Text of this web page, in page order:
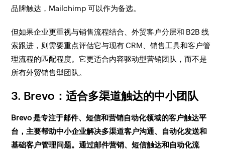
品牌触达，Mailchimp 可以作为备选。
但如果企业更重视与销售流程结合、外贸客户分层和 B2B 线
索跟进，则需要重点评估它与现有 CRM、销售工具和客户管
理流程的匹配程度。它更适合内容驱动型营销团队，而不是
所有外贸销售型团队。
3. Brevo：适合多渠道触达的中小团队
Brevo 是专注于邮件、短信和营销自动化领域的客户触达平
台，主要帮助中小企业解决多渠道客户沟通、自动化发送和
基础客户管理问题。通过邮件营销、短信触达和自动化流